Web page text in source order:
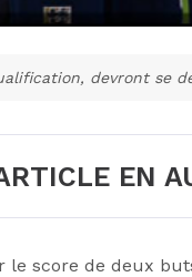
devront se
EN
le score de deux